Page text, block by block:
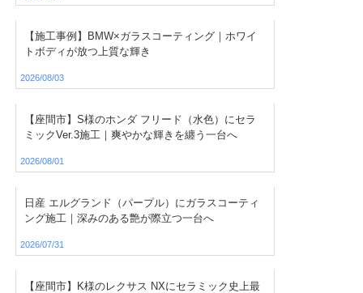
【施工事例】BMW×ガラスコーティング｜ホワイ
トボディが放つ上質な輝き
2026/08/03
【座間市】S様のホンダ フリード（水色）にセラ
ミックVer.3施工｜爽やかな輝きを纏う一台へ
2026/08/01
日産 エルグランド（パープル）にガラスコーティ
ング施工｜深みのある艶が際立つ一台へ
2026/07/31
【座間市】K様のレクサス NXにセラミック史上最